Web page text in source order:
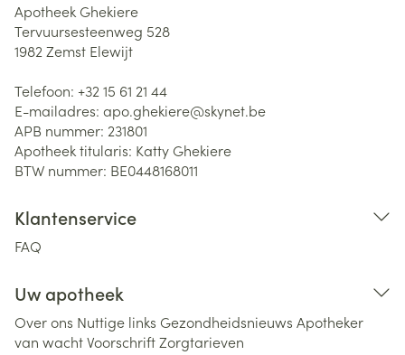
Apotheek Ghekiere
Tervuursesteenweg 528
1982 Zemst Elewijt
Telefoon: +32 15 61 21 44
E-mailadres: apo.ghekiere@skynet.be
APB nummer: 231801
Apotheek titularis: Katty Ghekiere
BTW nummer: BE0448168011
Klantenservice
FAQ
Uw apotheek
Over ons Nuttige links Gezondheidsnieuws Apotheker
van wachtVoorschriftZorgtarieven